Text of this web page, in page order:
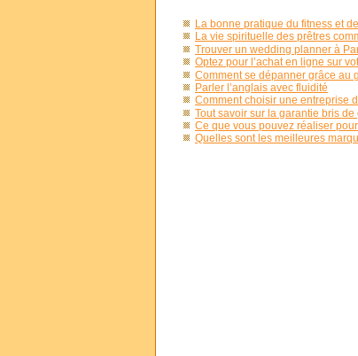
La bonne pratique du fitness et
La vie spirituelle des prêtres
Trouver un wedding planner à
Optez pour l’achat en ligne sur
Comment se dépanner grâce au
Parler l’anglais avec fluidité
Comment choisir une entreprise
Tout savoir sur la garantie bris de
Ce que vous pouvez réaliser
Quelles sont les meilleures